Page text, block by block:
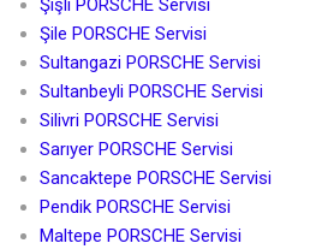
Şişli PORSCHE Servisi
Şile PORSCHE Servisi
Sultangazi PORSCHE Servisi
Sultanbeyli PORSCHE Servisi
Silivri PORSCHE Servisi
Sarıyer PORSCHE Servisi
Sancaktepe PORSCHE Servisi
Pendik PORSCHE Servisi
Maltepe PORSCHE Servisi